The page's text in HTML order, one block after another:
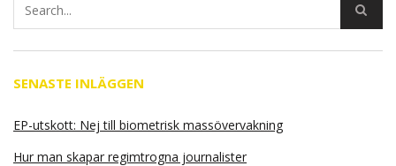
SENASTE INLÄGGEN
EP-utskott: Nej till biometrisk massövervakning
Hur man skapar regimtrogna journalister